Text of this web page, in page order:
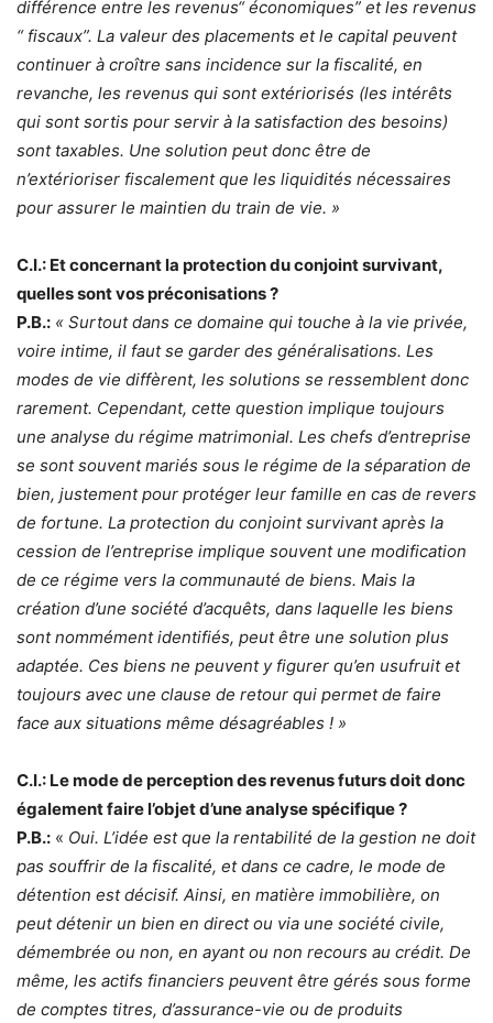
différence entre les revenus“ économiques” et les revenus
“ fiscaux”. La valeur des placements et le capital peuvent
continuer à croître sans incidence sur la fiscalité, en
revanche, les revenus qui sont extériorisés (les intérêts
qui sont sortis pour servir à la satisfaction des besoins)
sont taxables. Une solution peut donc être de
n’extérioriser fiscalement que les liquidités nécessaires
pour assurer le maintien du train de vie. »
C.I.: Et concernant la protection du conjoint survivant,
quelles sont vos préconisations ?
P.B.: « Surtout dans ce domaine qui touche à la vie privée,
voire intime, il faut se garder des généralisations. Les
modes de vie diffèrent, les solutions se ressemblent donc
rarement. Cependant, cette question implique toujours
une analyse du régime matrimonial. Les chefs d’entreprise
se sont souvent mariés sous le régime de la séparation de
bien, justement pour protéger leur famille en cas de revers
de fortune. La protection du conjoint survivant après la
cession de l’entreprise implique souvent une modification
de ce régime vers la communauté de biens. Mais la
création d’une société d’acquêts, dans laquelle les biens
sont nommément identifiés, peut être une solution plus
adaptée. Ces biens ne peuvent y figurer qu’en usufruit et
toujours avec une clause de retour qui permet de faire
face aux situations même désagréables ! »
C.I.: Le mode de perception des revenus futurs doit donc
également faire l’objet d’une analyse spécifique ?
P.B.: « Oui. L’idée est que la rentabilité de la gestion ne doit
pas souffrir de la fiscalité, et dans ce cadre, le mode de
détention est décisif. Ainsi, en matière immobilière, on
peut détenir un bien en direct ou via une société civile,
démembrée ou non, en ayant ou non recours au crédit. De
même, les actifs financiers peuvent être gérés sous forme
de comptes titres, d’assurance-vie ou de produits